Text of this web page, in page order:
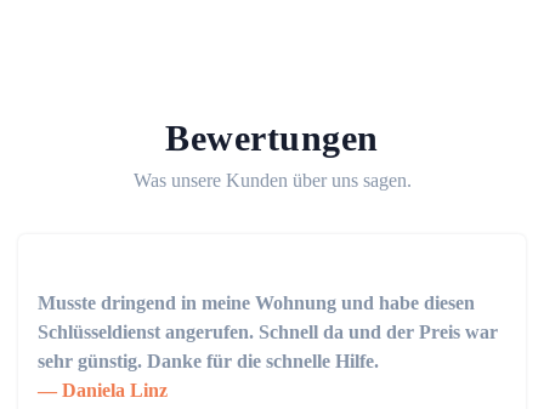
Bewertungen
Was unsere Kunden über uns sagen.
Musste dringend in meine Wohnung und habe diesen
Schlüsseldienst angerufen. Schnell da und der Preis war
sehr günstig. Danke für die schnelle Hilfe.
Daniela Linz